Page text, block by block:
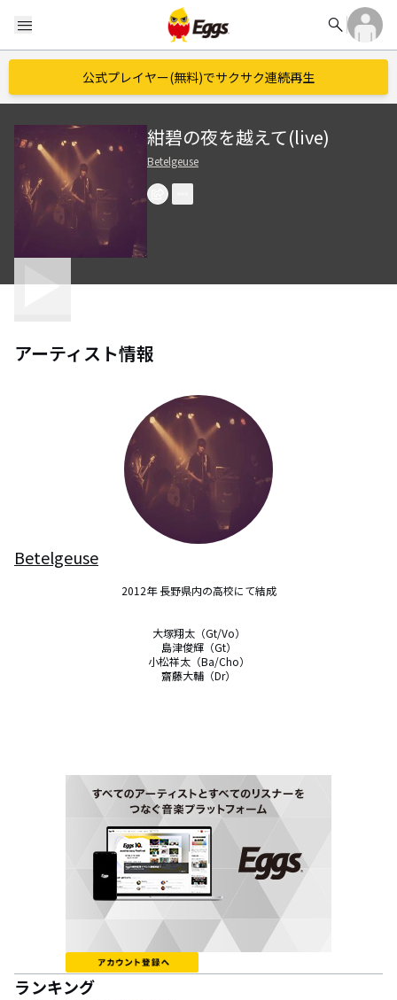
menu search
公式プレイヤー(無料)でサクサク連続再生
紺碧の夜を越えて(live)
Betelgeuse
アーティスト情報
Betelgeuse
2012年 長野県内の高校にて結成
大塚翔太（Gt/Vo）
島津俊輝（Gt）
小松祥太（Ba/Cho）
齋藤大輔（Dr）
ランキング